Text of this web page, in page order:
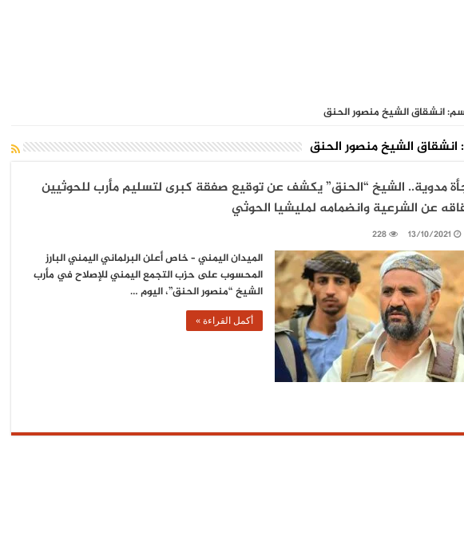
انشقاق الشيخ منصور الحنق
انشقاق الشيخ منصور الحنق
مدوية.. الشيخ “الحنق” يكشف عن توقيع صفقة كبرى لتسليم مأرب للحوثيين
عن الشرعية وانضمامه لمليشيا الحوثي
13/10/2021
228
الميدان اليمني – خاص أعلن البرلماني اليمني البارز
المحسوب على حزب التجمع اليمني للإصلاح في مأرب
الشيخ “منصور الحنق”، اليوم …
أكمل القراءة »